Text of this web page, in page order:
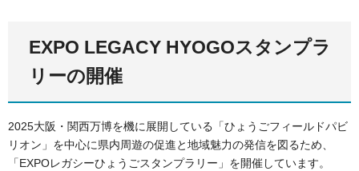
EXPO LEGACY HYOGOスタンプラ
リーの開催
2025大阪・関西万博を機に展開している「ひょうごフィールドパビ
リオン」を中心に県内周遊の促進と地域魅力の発信を図るため、
「EXPOレガシーひょうごスタンプラリー」を開催しています。